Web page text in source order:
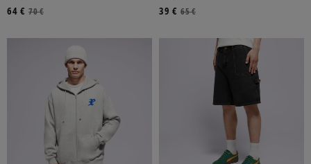
70 €
64 €
65 €
39 €